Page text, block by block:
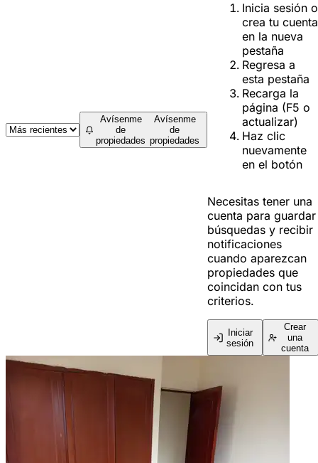
Avísenme
de
propiedades
Avísenme
de
propiedades
Inicia sesión o
crea tu cuenta
en la nueva
pestaña
Regresa a
esta pestaña
Recarga la
página (F5 o
actualizar)
Haz clic
nuevamente
en el botón
Necesitas tener una
cuenta para guardar
búsquedas y recibir
notificaciones
cuando aparezcan
propiedades que
coincidan con tus
criterios.
Iniciar
sesión
Crear
una
cuenta